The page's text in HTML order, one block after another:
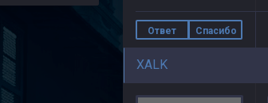
Ответ Спасибо
XALK